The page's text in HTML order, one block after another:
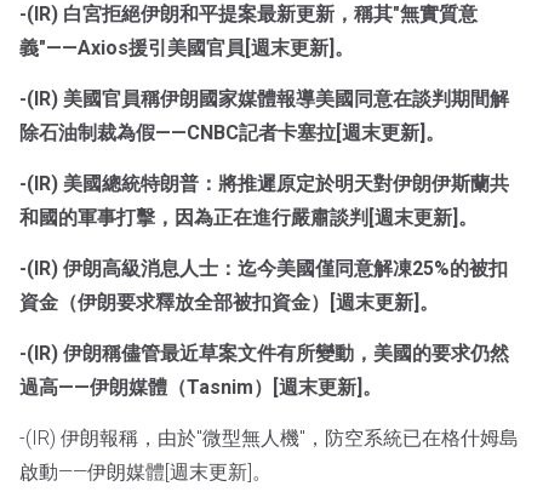
-(IR) 白宮拒絕伊朗和平提案最新更新，稱其"無實質意
義"——Axios援引美國官員[週末更新]。
-(IR) 美國官員稱伊朗國家媒體報導美國同意在談判期間解
除石油制裁為假——CNBC記者卡塞拉[週末更新]。
-(IR) 美國總統特朗普：將推遲原定於明天對伊朗伊斯蘭共
和國的軍事打擊，因為正在進行嚴肅談判[週末更新]。
-(IR) 伊朗高級消息人士：迄今美國僅同意解凍25%的被扣
資金（伊朗要求釋放全部被扣資金）[週末更新]。
-(IR) 伊朗稱儘管最近草案文件有所變動，美國的要求仍然
過高——伊朗媒體（Tasnim）[週末更新]。
-(IR) 伊朗報稱，由於"微型無人機"，防空系統已在格什姆島
啟動——伊朗媒體[週末更新]。